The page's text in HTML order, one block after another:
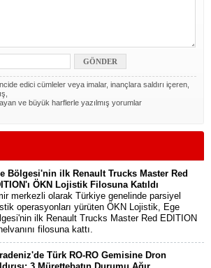
edici cümleler veya imalar, inançlara saldırı içeren,
ve büyük harflerle yazılmış yorumlar
Bölgesi'nin ilk Renault Trucks Master Red
ÖKN Lojistik Filosuna Katıldı
merkezli olarak Türkiye genelinde parsiyel
operasyonları yürüten ÖKN Lojistik, Ege
ilk Renault Trucks Master Red EDITION
filosuna kattı.
Türk RO-RO Gemisine Dron